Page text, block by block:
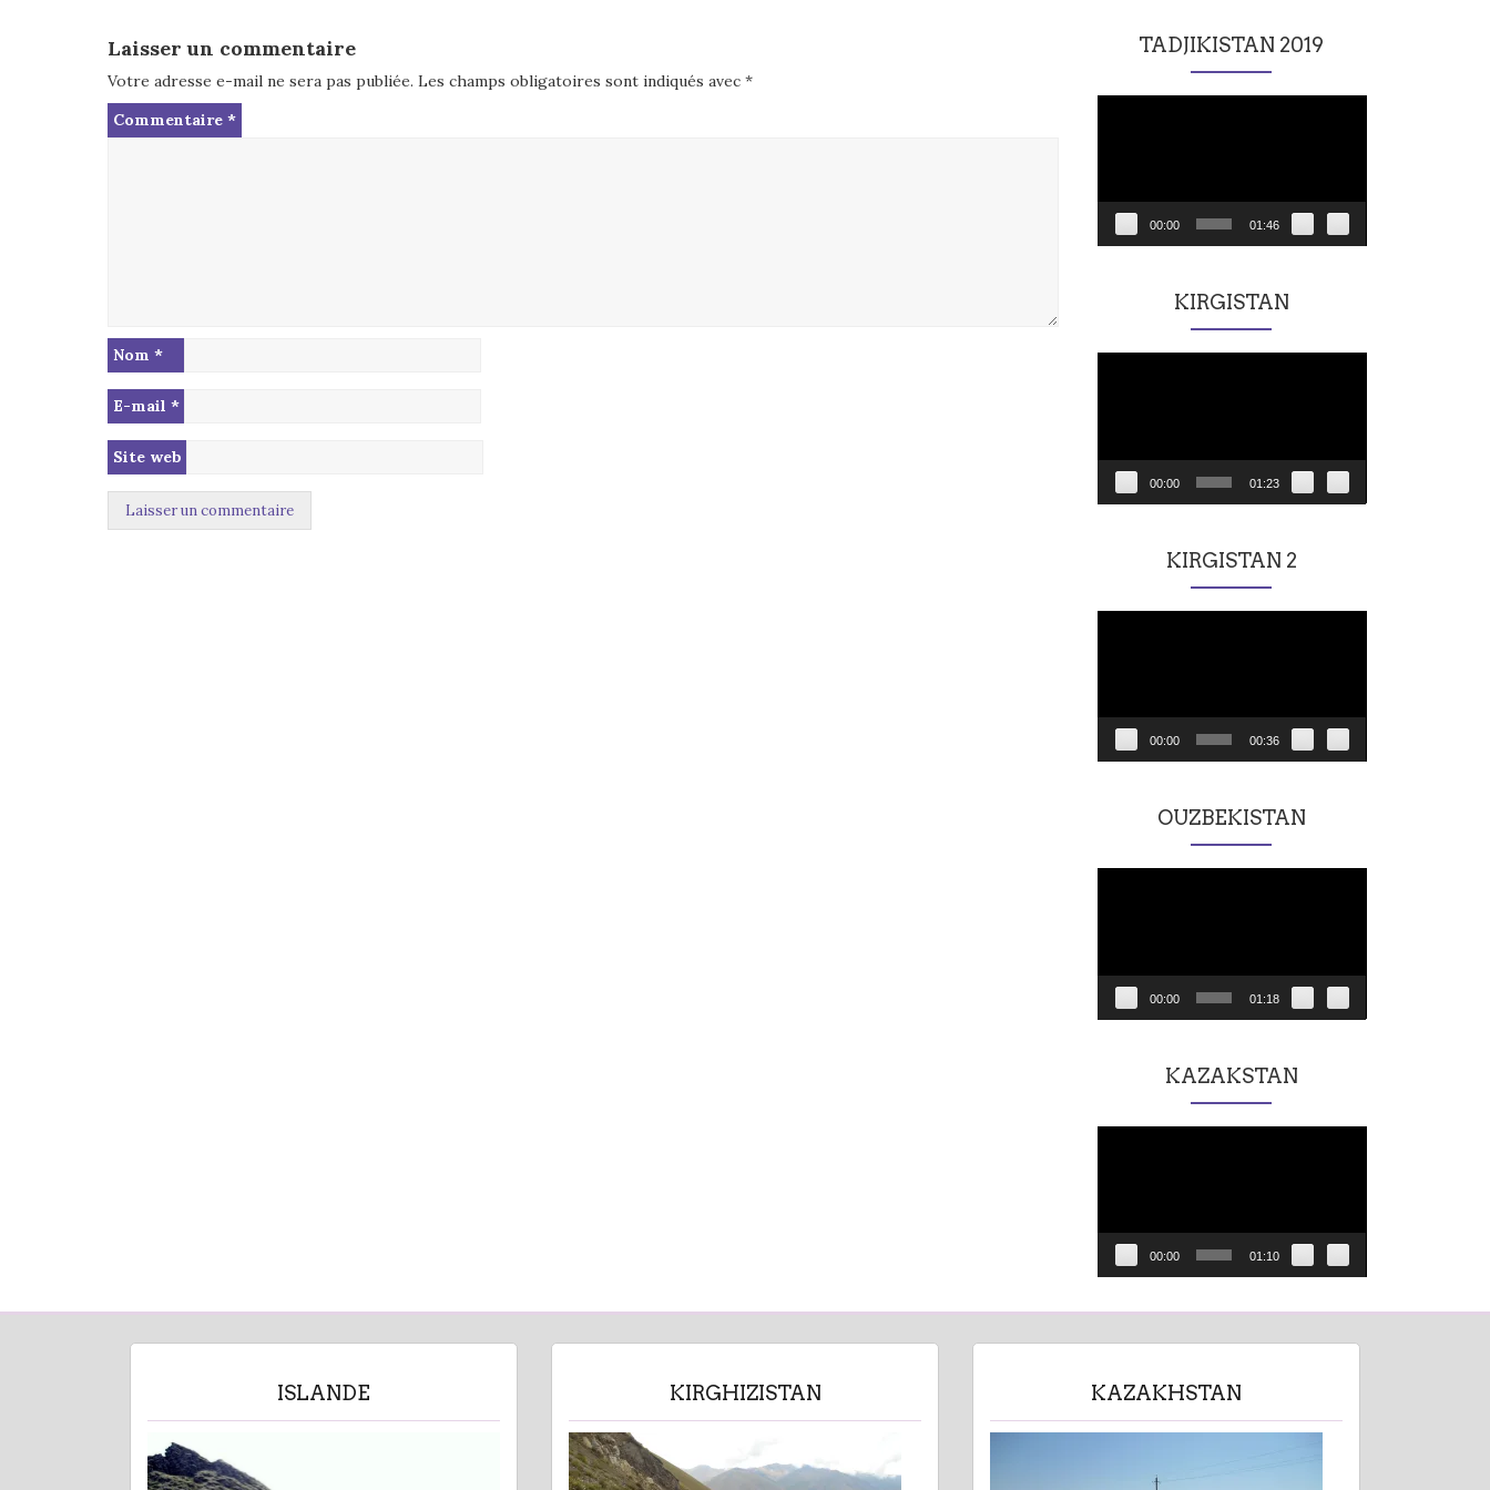
Laisser un commentaire
Votre adresse e-mail ne sera pas publiée. Les champs obligatoires sont indiqués avec *
Commentaire *
Nom *
E-mail *
Site web
TADJIKISTAN 2019
00:00 01:46
KIRGISTAN
00:00 01:23
KIRGISTAN 2
00:00 00:36
OUZBEKISTAN
00:00 01:18
KAZAKSTAN
00:00 01:10
ISLANDE KIRGHIZISTAN KAZAKHSTAN